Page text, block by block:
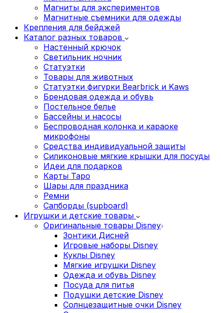
Магниты для экспериментов
Магнитные съемники для одежды
Крепления для бейджей
Каталог разных товаров
Настенный крючок
Светильник ночник
Статуэтки
Товары для животных
Статуэтки фигурки Bearbrick и Kaws
Брендовая одежда и обувь
Постельное белье
Бассейны и насосы
Беспроводная колонка и караоке
микрофоны
Средства индивидуальной защиты
Силиконовые мягкие крышки для посуды
Идеи для подарков
Карты Таро
Шары для праздника
Ремни
Сапборды (supboard)
Игрушки и детские товары
Оригинальные товары Disney
Зонтики Дисней
Игровые наборы Disney
Куклы Disney
Мягкие игрушки Disney
Одежда и обувь Disney
Посуда для питья
Подушки детские Disney
Cолнцезащитные очки Disney